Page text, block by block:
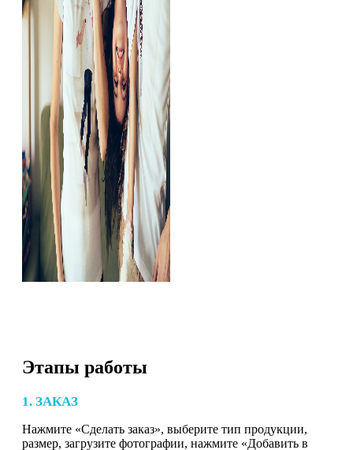
Этапы работы
1. ЗАКАЗ
Нажмите «Сделать заказ», выберите тип продукции,
размер, загрузите фотографии, нажмите «Добавить в